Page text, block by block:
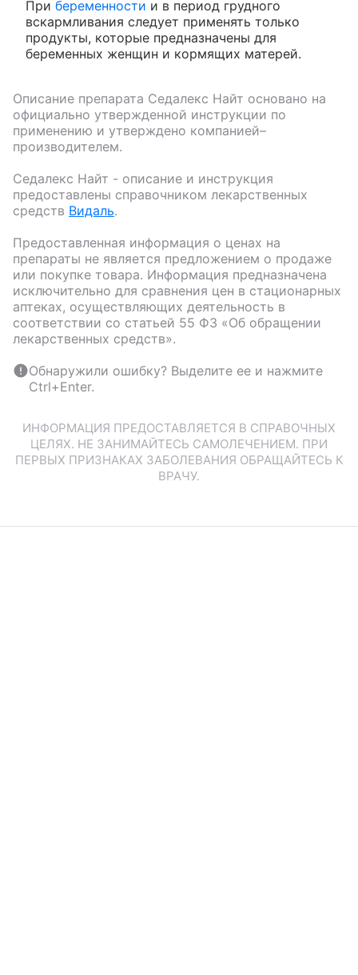
При беременности и в период грудного
вскармливания следует применять только
продукты, которые предназначены для
беременных женщин и кормящих матерей.
Описание препарата Седалекс Найт основано на
официально утвержденной инструкции по
применению и утверждено компанией–
производителем.
Седалекс Найт - описание и инструкция
предоставлены справочником лекарственных
средств Видаль.
Предоставленная информация о ценах на
препараты не является предложением о продаже
или покупке товара. Информация предназначена
исключительно для сравнения цен в стационарных
аптеках, осуществляющих деятельность в
соответствии со статьей 55 ФЗ «Об обращении
лекарственных средств».
Обнаружили ошибку? Выделите ее и нажмите
Ctrl+Enter.
ИНФОРМАЦИЯ ПРЕДОСТАВЛЯЕТСЯ В СПРАВОЧНЫХ
ЦЕЛЯХ. НЕ ЗАНИМАЙТЕСЬ САМОЛЕЧЕНИЕМ. ПРИ
ПЕРВЫХ ПРИЗНАКАХ ЗАБОЛЕВАНИЯ ОБРАЩАЙТЕСЬ К
ВРАЧУ.